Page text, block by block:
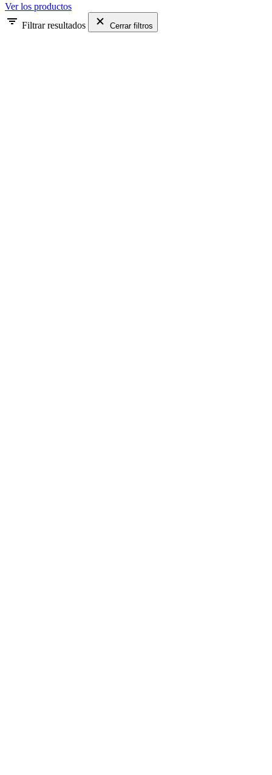
Ver los productos
Filtrar resultados
Cerrar filtros